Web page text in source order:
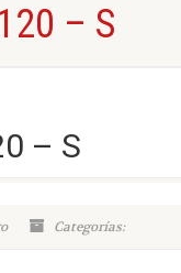
– S
– S
Categorías: